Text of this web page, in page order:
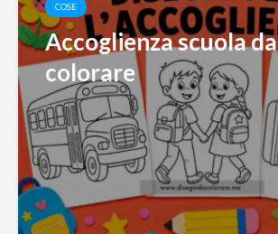
COSE
Accoglienza scuola da
colorare